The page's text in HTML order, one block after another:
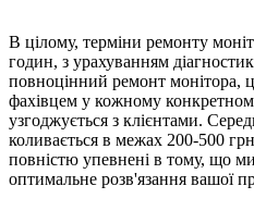
В цілому, терміни ремонту
годин, з урахуванням
повноцінний ремонт монітора,
фахівцем у кожному
узгоджується з клієнтами.
коливається в межах 200-500
повністю упевнені в тому, що
оптимальне розв'язання вашої